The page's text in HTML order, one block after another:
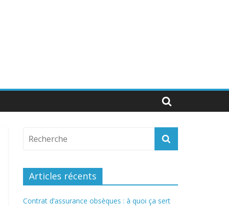
Articles récents
Contrat d’assurance obsèques : à quoi ça sert